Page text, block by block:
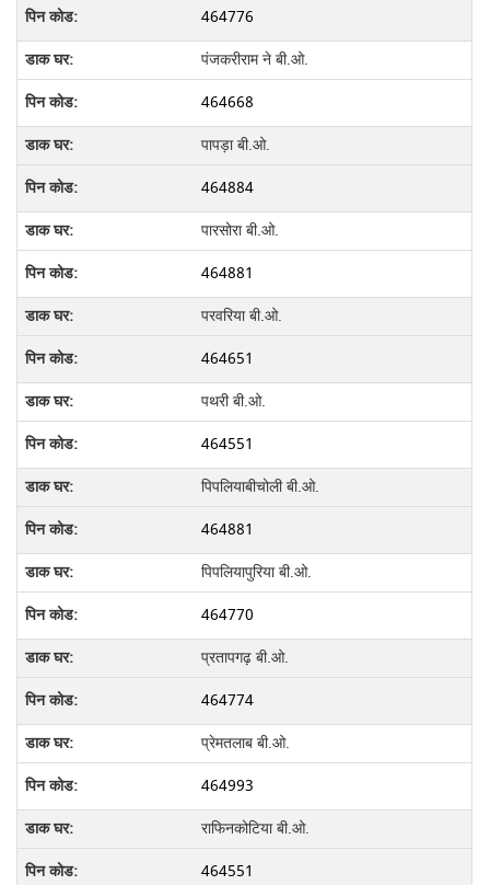
464776
पंजकरीराम ने बी.ओ.
464668
पापड़ा बी.ओ.
464884
पारसोरा बी.ओ.
464881
परवरिया बी.ओ.
464651
पथरी बी.ओ.
464551
पिपलियाबीचोली बी.ओ.
464881
पिपलियापुरिया बी.ओ.
464770
प्रतापगढ़ बी.ओ.
464774
प्रेमतलाब बी.ओ.
464993
राफिनकोटिया बी.ओ.
464551